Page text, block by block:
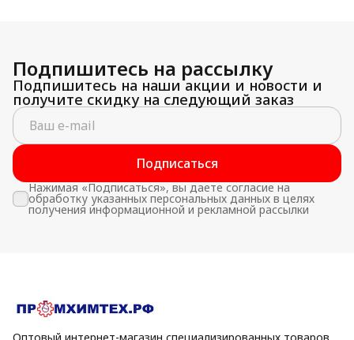
Подпишитесь на рассылку
Подпишитесь на наши акции и новости и
получите скидку на следующий заказ
Подписаться
Нажимая «Подписаться», вы даете согласие на
обработку указанных персональных данных в целях
получения информационной и рекламной рассылки